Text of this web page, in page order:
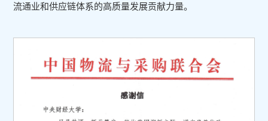
流通业和供应链体系的高质量发展贡献力量。